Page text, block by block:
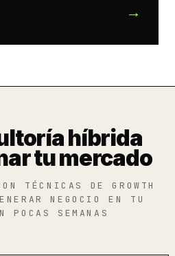
híbrida
tu mercado
TÉCNICAS DE GROWTH
NEGOCIO EN TU
POCAS SEMANAS